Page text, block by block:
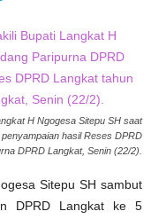
H Ngogesa Sitepu SH saat
hasil Reses DPRD
DPRD Langkat, Senin (22/2).
Sitepu SH sambut
DPRD Langkat ke 5